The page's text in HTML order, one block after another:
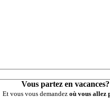
Vous partez en
Et vous vous demandez où vous allez